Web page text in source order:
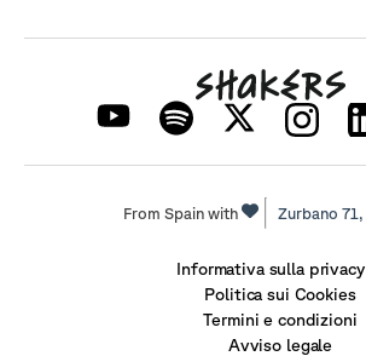
From Spain with Zurbano 71,
Informativa sulla privacy
Politica sui Cookies
Termini e condizioni
Avviso legale